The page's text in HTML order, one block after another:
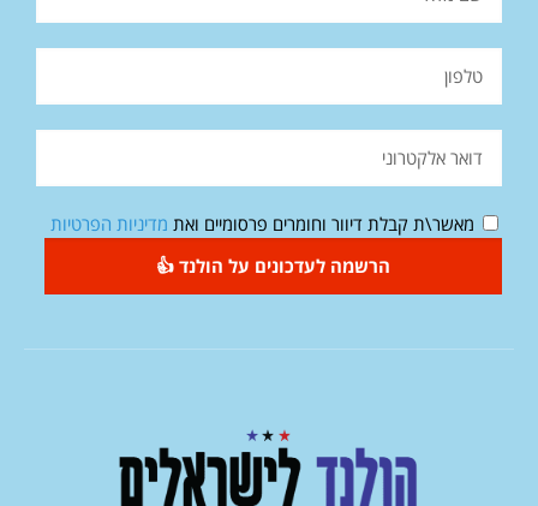
מאשר\ת קבלת דיוור וחומרים פרסומיים ואת מדיניות הפרטיות
הרשמה לעדכונים על הולנד 👍